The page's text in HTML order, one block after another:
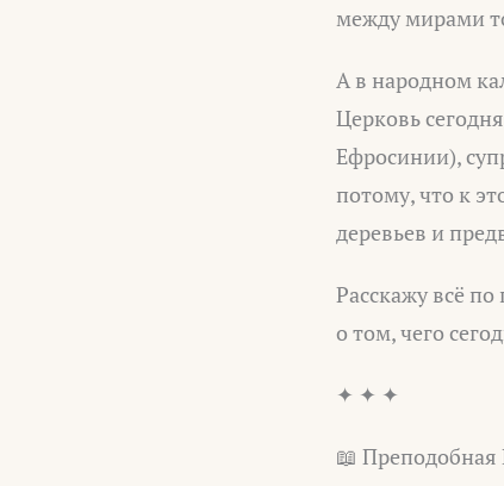
между мирами
А в народном
Церковь
Ефросинии),
потому, что к
деревьев и
Расскажу всё
о том, чего
✦ ✦ ✦
📖